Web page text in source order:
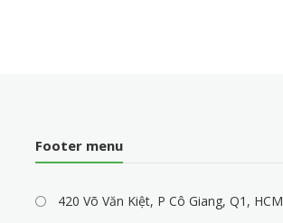
Footer menu
420 Võ Văn Kiệt, P Cô Giang, Q1, HCM